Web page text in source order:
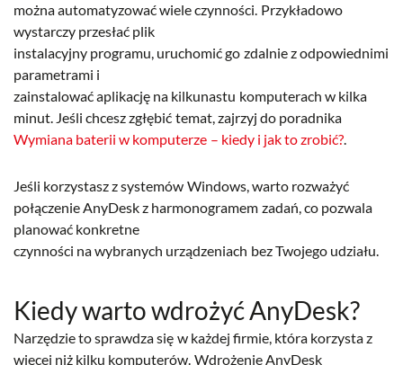
można automatyzować wiele czynności. Przykładowo
wystarczy przesłać plik
instalacyjny programu, uruchomić go zdalnie z odpowiednimi
parametrami i
zainstalować aplikację na kilkunastu komputerach w kilka
minut. Jeśli chcesz zgłębić temat, zajrzyj do poradnika
Wymiana baterii w komputerze – kiedy i jak to zrobić?.
Jeśli korzystasz z systemów Windows, warto rozważyć
połączenie AnyDesk z harmonogramem zadań, co pozwala
planować konkretne
czynności na wybranych urządzeniach bez Twojego udziału.
Kiedy warto wdrożyć AnyDesk?
Narzędzie to sprawdza się w każdej firmie, która korzysta z
więcej niż kilku komputerów. Wdrożenie AnyDesk